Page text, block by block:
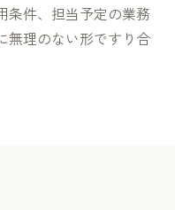
条件、担当予定の業務
無理のない形ですり合